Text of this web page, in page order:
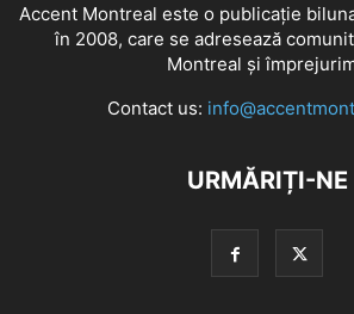
Accent Montreal este o publicație
în 2008, care se adresează
Montreal şi
Contact us:
URMĂRIȚI-NE